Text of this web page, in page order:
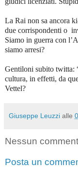
La Rai non sa ancora
due corrispondenti o
Siamo in guerra con
siamo arresi?
Gentiloni subito twitta:
cultura, in effetti, da
Vettel?
Giuseppe Leuzzi alle
Nessun
Posta un